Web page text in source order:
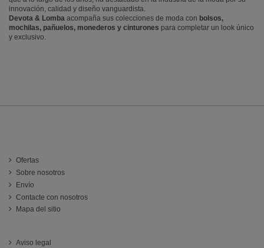
innovación, calidad y diseño vanguardista.
Devota & Lomba acompaña sus colecciones de moda con bolsos,
mochilas, pañuelos, monederos y cinturones para completar un look único
y exclusivo.
Ofertas
Sobre nosotros
Envío
Contacte con nosotros
Mapa del sitio
Aviso legal